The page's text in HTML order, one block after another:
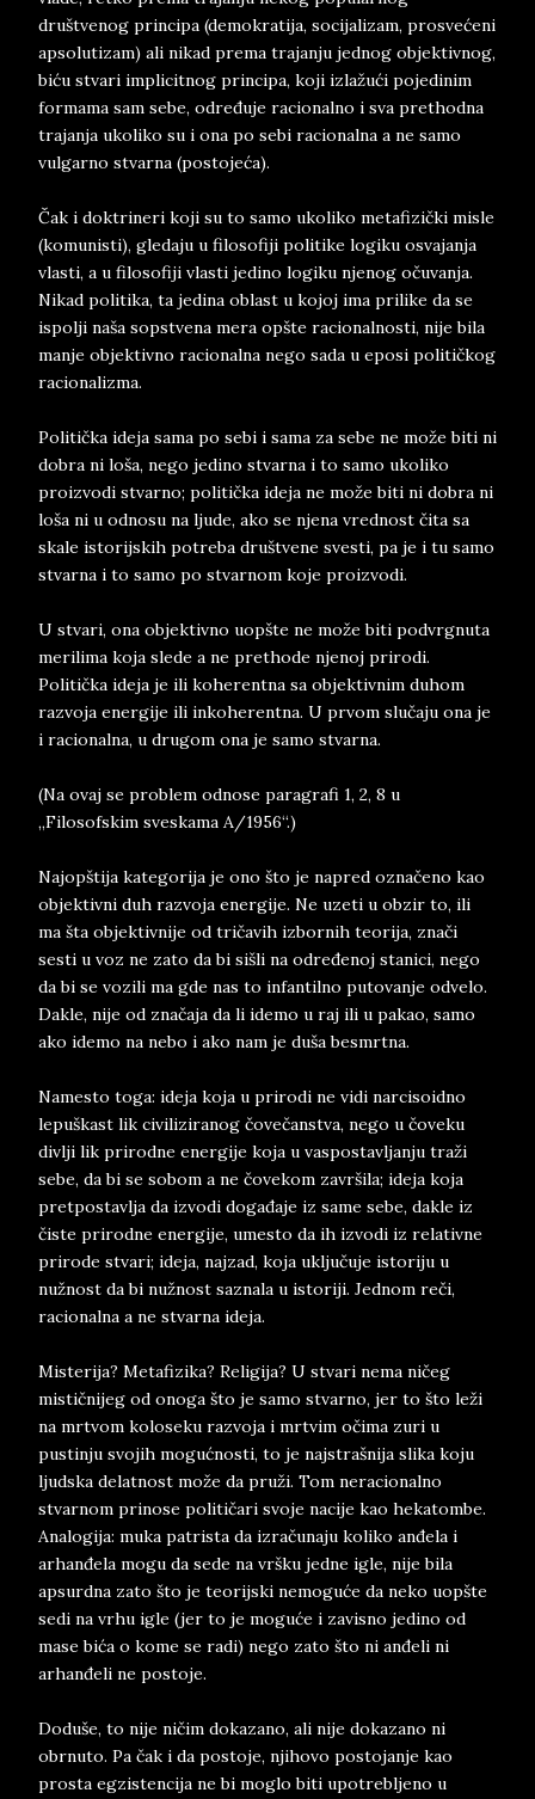
društvenog principa (demokratija, socijalizam, prosvećeni
apsolutizam) ali nikad prema trajanju jednog objektivnog,
biću stvari implicitnog principa, koji izlažući pojedinim
formama sam sebe, određuje racionalno i sva prethodna
trajanja ukoliko su i ona po sebi racionalna a ne samo
vulgarno stvarna (postojeća).
Čak i doktrineri koji su to samo ukoliko metafizički misle
(komunisti), gledaju u filosofiji politike logiku osvajanja
vlasti, a u filosofiji vlasti jedino logiku njenog očuvanja.
Nikad politika, ta jedina oblast u kojoj ima prilike da se
ispolji naša sopstvena mera opšte racionalnosti, nije bila
manje objektivno racionalna nego sada u eposi političkog
racionalizma.
Politička ideja sama po sebi i sama za sebe ne može biti ni
dobra ni loša, nego jedino stvarna i to samo ukoliko
proizvodi stvarno; politička ideja ne može biti ni dobra ni
loša ni u odnosu na ljude, ako se njena vrednost čita sa
skale istorijskih potreba društvene svesti, pa je i tu samo
stvarna i to samo po stvarnom koje proizvodi.
U stvari, ona objektivno uopšte ne može biti podvrgnuta
merilima koja slede a ne prethode njenoj prirodi.
Politička ideja je ili koherentna sa objektivnim duhom
razvoja energije ili inkoherentna. U prvom slučaju ona je
i racionalna, u drugom ona je samo stvarna.
(Na ovaj se problem odnose paragrafi 1, 2, 8 u
„Filosofskim sveskama A/1956“.)
Najopštija kategorija je ono što je napred označeno kao
objektivni duh razvoja energije. Ne uzeti u obzir to, ili
ma šta objektivnije od tričavih izbornih teorija, znači
sesti u voz ne zato da bi sišli na određenoj stanici, nego
da bi se vozili ma gde nas to infantilno putovanje odvelo.
Dakle, nije od značaja da li idemo u raj ili u pakao, samo
ako idemo na nebo i ako nam je duša besmrtna.
Namesto toga: ideja koja u prirodi ne vidi narcisoidno
lepuškast lik civiliziranog čovečanstva, nego u čoveku
divlji lik prirodne energije koja u vaspostavljanju traži
sebe, da bi se sobom a ne čovekom završila; ideja koja
pretpostavlja da izvodi događaje iz same sebe, dakle iz
čiste prirodne energije, umesto da ih izvodi iz relativne
prirode stvari; ideja, najzad, koja uključuje istoriju u
nužnost da bi nužnost saznala u istoriji. Jednom reči,
racionalna a ne stvarna ideja.
Misterija? Metafizika? Religija? U stvari nema ničeg
mističnijeg od onoga što je samo stvarno, jer to što leži
na mrtvom koloseku razvoja i mrtvim očima zuri u
pustinju svojih mogućnosti, to je najstrašnija slika koju
ljudska delatnost može da pruži. Tom neracionalno
stvarnom prinose političari svoje nacije kao hekatombe.
Analogija: muka patrista da izračunaju koliko anđela i
arhanđela mogu da sede na vršku jedne igle, nije bila
apsurdna zato što je teorijski nemoguće da neko uopšte
sedi na vrhu igle (jer to je moguće i zavisno jedino od
mase bića o kome se radi) nego zato što ni anđeli ni
arhanđeli ne postoje.
Doduše, to nije ničim dokazano, ali nije dokazano ni
obrnuto. Pa čak i da postoje, njihovo postojanje kao
prosta egzistencija ne bi moglo biti upotrebljeno u